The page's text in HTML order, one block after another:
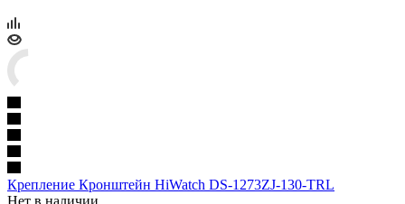
Крепление Кронштейн HiWatch DS-1273ZJ-130-TRL
Нет в наличии